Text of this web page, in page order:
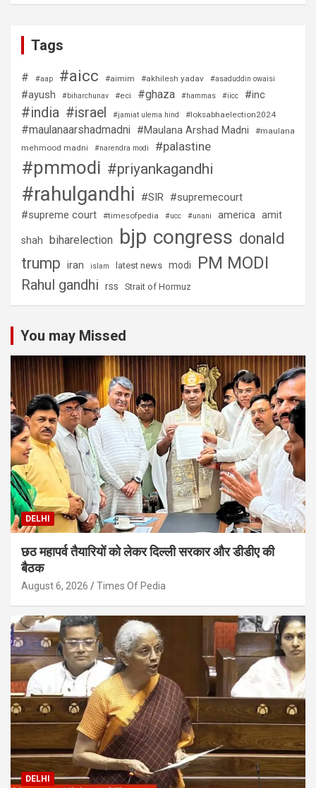
Tags
# #aap #aicc #aimim #akhilesh yadav #asaduddin owaisi
#ayush #biharchunav #eci #ghaza #hammas #iicc #inc
#india #israel #jamiat ulema hind #loksabhaelection2024
#maulanaarshadmadni #Maulana Arshad Madni
#maulana
mehmood madni
#narendra modi #palastine
#pmmodi #priyankagandhi
#rahulgandhi #SIR #supremecourt
#supreme court
#timesofpedia #ucc #unani america amit
shah biharelection bjp congress donald
trump iran islam latest news modi PM MODI
Rahul gandhi rss Strait of Hormuz
You may Missed
DELHI
छठ महापर्व तैयारियों को लेकर दिल्ली सरकार और डीडीए की
बैठक
August 6, 2026 Times Of Pedia
DELHI